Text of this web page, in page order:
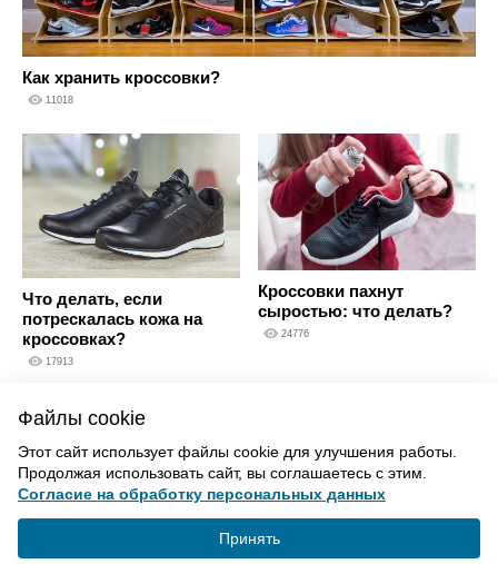
Как хранить кроссовки?
11018
Что делать, если
потрескалась кожа на
кроссовках?
17913
Кроссовки пахнут
сыростью: что делать?
24776
ВВЕРХ
Файлы cookie
Этот сайт использует файлы cookie для улучшения работы.
Продолжая использовать сайт, вы соглашаетесь с этим.
Согласие на обработку персональных данных
Принять